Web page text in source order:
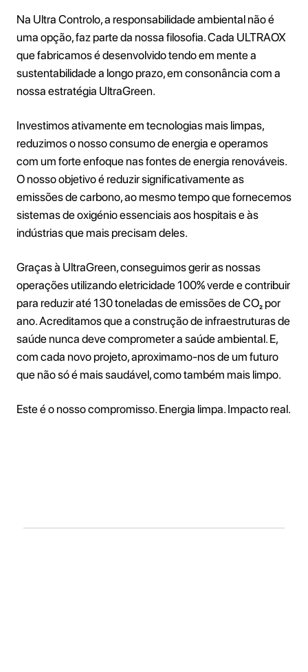
Na Ultra Controlo, a responsabilidade ambiental não é
uma opção, faz parte da nossa filosofia. Cada ULTRAOX
que fabricamos é desenvolvido tendo em mente a
sustentabilidade a longo prazo, em consonância com a
nossa estratégia UltraGreen.
Investimos ativamente em tecnologias mais limpas,
reduzimos o nosso consumo de energia e operamos
com um forte enfoque nas fontes de energia renováveis.
O nosso objetivo é reduzir significativamente as
emissões de carbono, ao mesmo tempo que fornecemos
sistemas de oxigénio essenciais aos hospitais e às
indústrias que mais precisam deles.
Graças à UltraGreen, conseguimos gerir as nossas
operações utilizando eletricidade 100% verde e contribuir
para reduzir até 130 toneladas de emissões de CO₂ por
ano. Acreditamos que a construção de infraestruturas de
saúde nunca deve comprometer a saúde ambiental. E,
com cada novo projeto, aproximamo-nos de um futuro
que não só é mais saudável, como também mais limpo.
Este é o nosso compromisso. Energia limpa. Impacto real.